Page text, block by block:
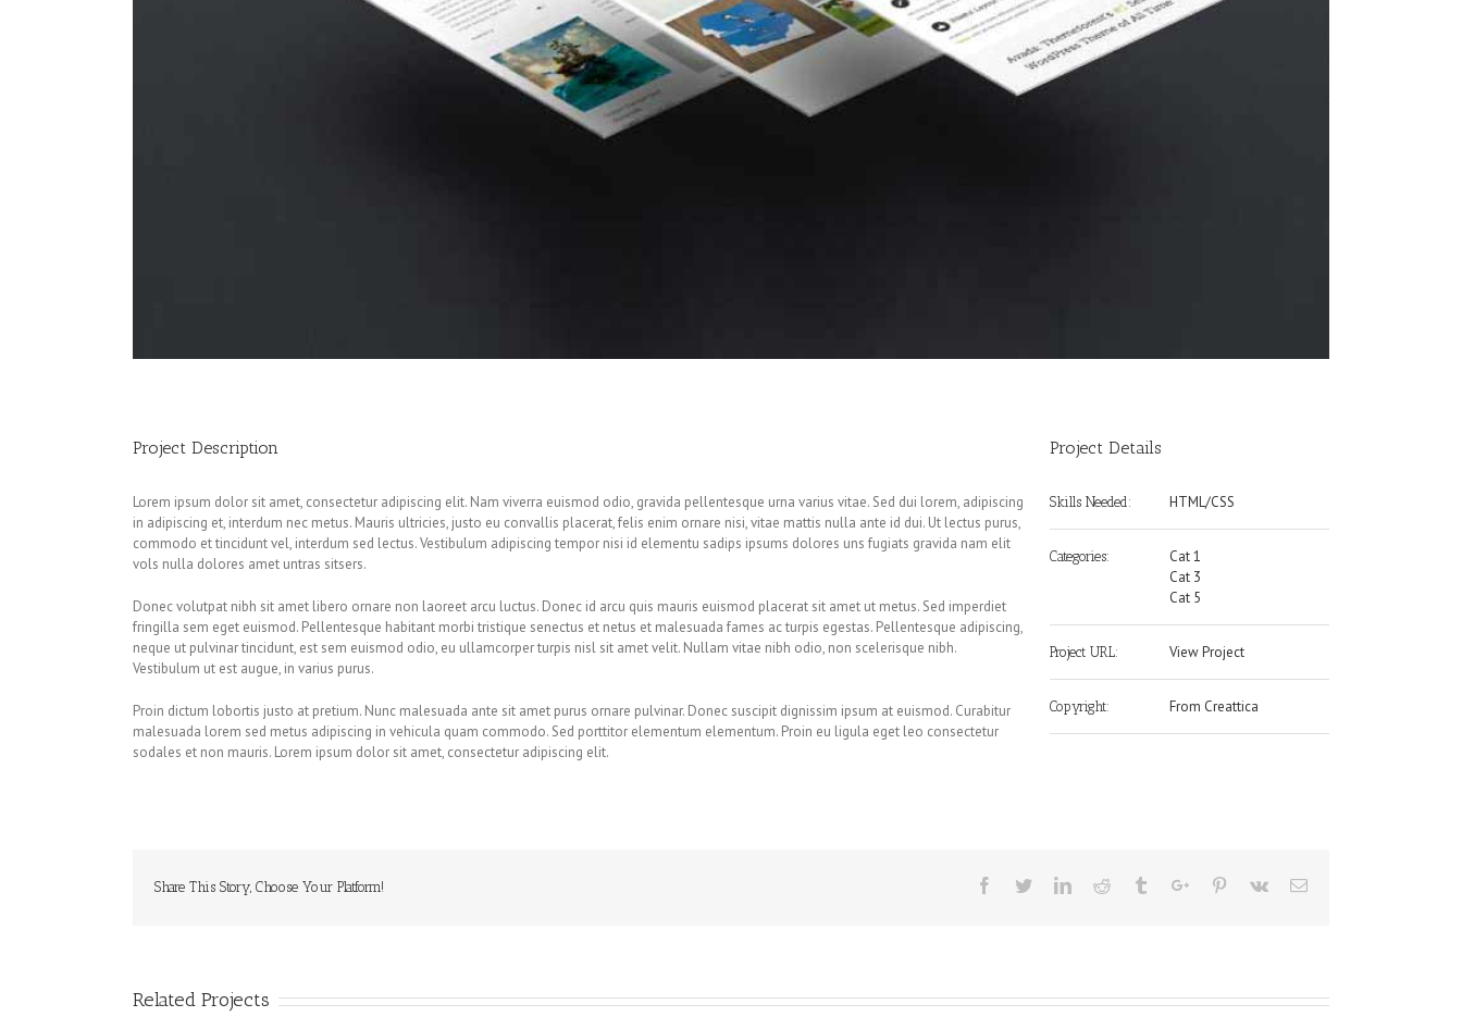
Project Description
Lorem ipsum dolor sit amet, consectetur adipiscing elit. Nam viverra euismod odio, gravida pellentesque urna varius vitae. Sed dui lorem, adipiscing
in adipiscing et, interdum nec metus. Mauris ultricies, justo eu convallis placerat, felis enim ornare nisi, vitae mattis nulla ante id dui. Ut lectus purus,
commodo et tincidunt vel, interdum sed lectus. Vestibulum adipiscing tempor nisi id elementu sadips ipsums dolores uns fugiats gravida nam elit
vols nulla dolores amet untras sitsers.
Donec volutpat nibh sit amet libero ornare non laoreet arcu luctus. Donec id arcu quis mauris euismod placerat sit amet ut metus. Sed imperdiet
fringilla sem eget euismod. Pellentesque habitant morbi tristique senectus et netus et malesuada fames ac turpis egestas. Pellentesque adipiscing,
neque ut pulvinar tincidunt, est sem euismod odio, eu ullamcorper turpis nisl sit amet velit. Nullam vitae nibh odio, non scelerisque nibh.
Vestibulum ut est augue, in varius purus.
Proin dictum lobortis justo at pretium. Nunc malesuada ante sit amet purus ornare pulvinar. Donec suscipit dignissim ipsum at euismod. Curabitur
malesuada lorem sed metus adipiscing in vehicula quam commodo. Sed porttitor elementum elementum. Proin eu ligula eget leo consectetur
sodales et non mauris. Lorem ipsum dolor sit amet, consectetur adipiscing elit.
Project Details
Skills Needed: HTML/CSS
Categories:
Cat 1
Cat 3
Cat 5
Project URL: View Project
Copyright: From Creattica
Share This Story, Choose Your Platform! Facebook
TwitterLinkedinReddit TumblrGoogle+Pinterest
Vk Email
Related Projects